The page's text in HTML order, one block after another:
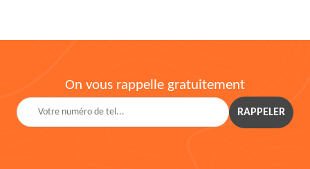
On vous rappelle gratuitement